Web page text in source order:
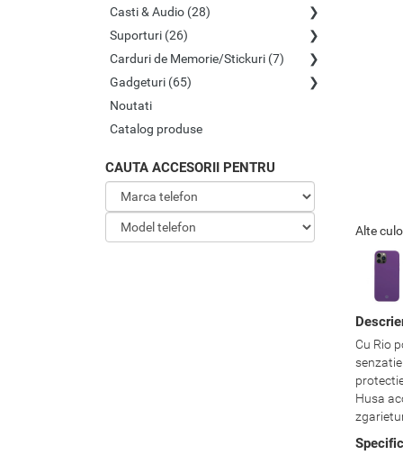
Casti & Audio (28)
Suporturi (26)
Carduri de Memorie/Stickuri (7)
Gadgeturi (65)
Noutati
Catalog produse
CAUTA ACCESORII PENTRU
Alte
Cu Rio
Husa